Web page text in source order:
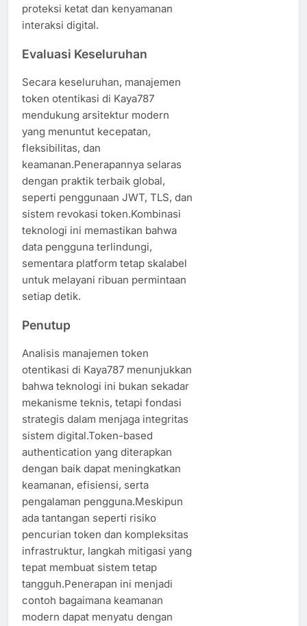
proteksi ketat dan kenyamanan
interaksi digital.
Evaluasi Keseluruhan
Secara keseluruhan, manajemen
token otentikasi di Kaya787
mendukung arsitektur modern
yang menuntut kecepatan,
fleksibilitas, dan
keamanan.Penerapannya selaras
dengan praktik terbaik global,
seperti penggunaan JWT, TLS, dan
sistem revokasi token.Kombinasi
teknologi ini memastikan bahwa
data pengguna terlindungi,
sementara platform tetap skalabel
untuk melayani ribuan permintaan
setiap detik.
Penutup
Analisis manajemen token
otentikasi di Kaya787 menunjukkan
bahwa teknologi ini bukan sekadar
mekanisme teknis, tetapi fondasi
strategis dalam menjaga integritas
sistem digital.Token-based
authentication yang diterapkan
dengan baik dapat meningkatkan
keamanan, efisiensi, serta
pengalaman pengguna.Meskipun
ada tantangan seperti risiko
pencurian token dan kompleksitas
infrastruktur, langkah mitigasi yang
tepat membuat sistem tetap
tangguh.Penerapan ini menjadi
contoh bagaimana keamanan
modern dapat menyatu dengan